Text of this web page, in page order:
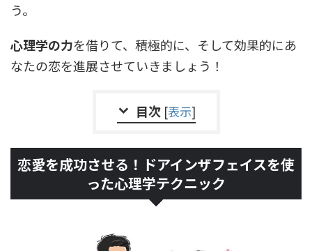
う。
心理学の力を借りて、積極的に、そして効果的にあ
なたの恋を進展させていきましょう！
目次 [表示]
恋愛を成功させる！ドアインザフェイスを使
った心理学テクニック